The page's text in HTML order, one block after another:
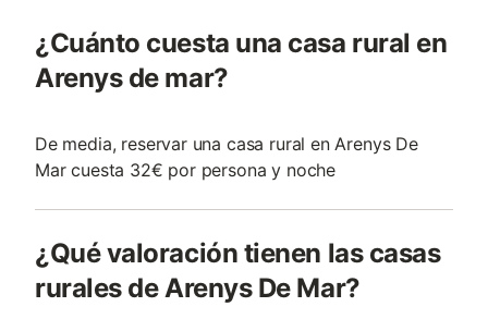
¿Cuánto cuesta una casa rural en
Arenys de mar?
De media, reservar una casa rural en Arenys De
Mar cuesta 32€ por persona y noche
¿Qué valoración tienen las casas
rurales de Arenys De Mar?